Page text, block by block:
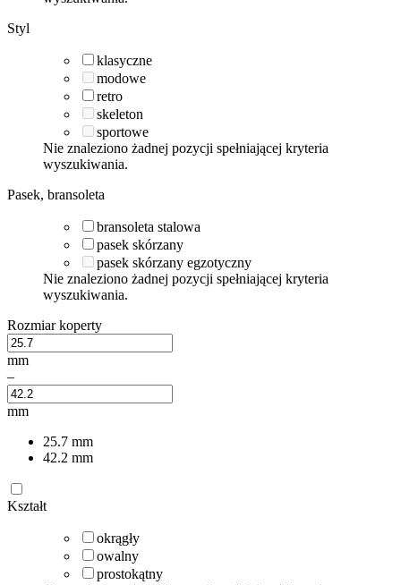
Styl
klasyczne
modowe
retro
skeleton
sportowe
Nie znaleziono żadnej pozycji spełniającej kryteria
wyszukiwania.
Pasek, bransoleta
bransoleta stalowa
pasek skórzany
pasek skórzany egzotyczny
Nie znaleziono żadnej pozycji spełniającej kryteria
wyszukiwania.
Rozmiar koperty
mm
–
mm
25.7 mm
42.2 mm
Kształt
okrągły
owalny
prostokątny